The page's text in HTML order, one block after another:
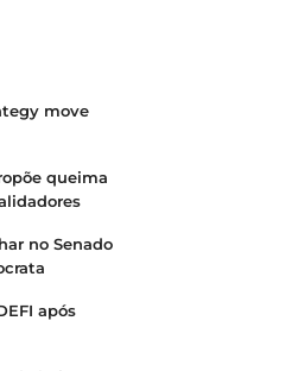
move
queima
no Senado
após